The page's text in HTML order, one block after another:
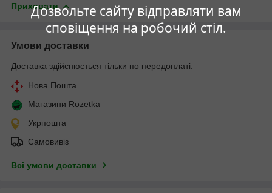
Дозвольте сайту відправляти вам
сповіщення на робочий стіл.
Приховати
Умови доставки
Доставка здійснюється тільки по передоплаті.
Нова Пошта
Магазини Rozetka
Укрпошта
Самовивіз
Всі умови доставки